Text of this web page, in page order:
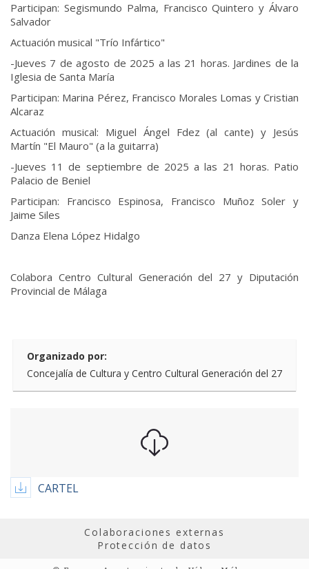
Participan: Segismundo Palma, Francisco Quintero y Álvaro
Salvador
Actuación musical "Trío Infártico"
-Jueves 7 de agosto de 2025 a las 21 horas. Jardines de la
Iglesia de Santa María
Participan: Marina Pérez, Francisco Morales Lomas y Cristian
Alcaraz
Actuación musical: Miguel Ángel Fdez (al cante) y Jesús
Martín "El Mauro" (a la guitarra)
-Jueves 11 de septiembre de 2025 a las 21 horas. Patio
Palacio de Beniel
Participan: Francisco Espinosa, Francisco Muñoz Soler y
Jaime Siles
Danza Elena López Hidalgo
Colabora Centro Cultural Generación del 27 y Diputación
Provincial de Málaga
Organizado por:
Concejalía de Cultura y Centro Cultural Generación del 27
CARTEL
Colaboraciones externas
Protección de datos